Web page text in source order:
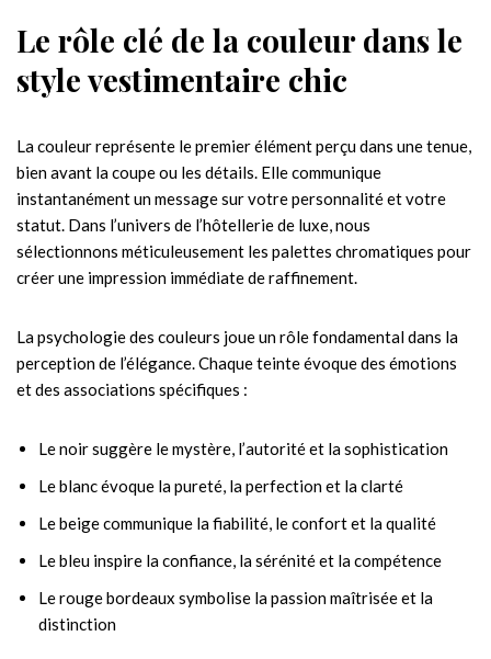
Le rôle clé de la couleur dans le
style vestimentaire chic
La couleur représente le premier élément perçu dans une tenue,
bien avant la coupe ou les détails. Elle communique
instantanément un message sur votre personnalité et votre
statut. Dans l’univers de l’hôtellerie de luxe, nous
sélectionnons méticuleusement les palettes chromatiques pour
créer une impression immédiate de raffinement.
La psychologie des couleurs joue un rôle fondamental dans la
perception de l’élégance. Chaque teinte évoque des émotions
et des associations spécifiques :
Le noir suggère le mystère, l’autorité et la sophistication
Le blanc évoque la pureté, la perfection et la clarté
Le beige communique la fiabilité, le confort et la qualité
Le bleu inspire la confiance, la sérénité et la compétence
Le rouge bordeaux symbolise la passion maîtrisée et la
distinction